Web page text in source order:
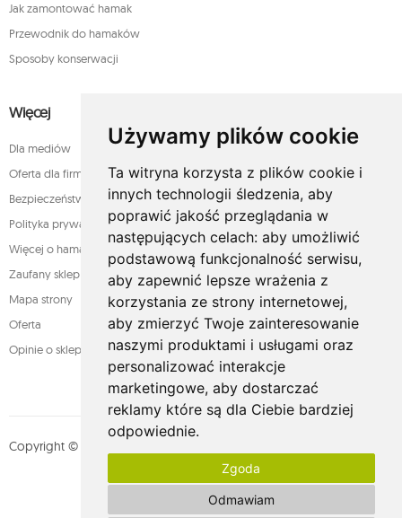
Używamy plików cookie
Ta witryna korzysta z plików cookie i
innych technologii śledzenia, aby
poprawić jakość przeglądania w
następujących celach: aby umożliwić
podstawową funkcjonalność serwisu,
aby zapewnić lepsze wrażenia z
korzystania ze strony internetowej,
aby zmierzyć Twoje zainteresowanie
naszymi produktami i usługami oraz
personalizować interakcje
marketingowe, aby dostarczać
reklamy które są dla Ciebie bardziej
odpowiednie.
Zgoda
Odmawiam
Jak zamontować hamak
Przewodnik do hamaków
Sposoby konserwacji
Więcej
Dla mediów
Oferta dla firm
Bezpieczeństwo płatności
Polityka prywatności
Więcej o hamakach
Zaufany sklep
Mapa strony
Oferta
Opinie o sklepie
Copyright © whamaku.pl. Wszystkie prawa zastrzeżone. Designed by
MOUTON interactive